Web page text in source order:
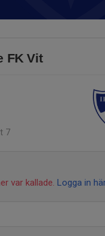
FK Vit
7
var kallade. Logga in